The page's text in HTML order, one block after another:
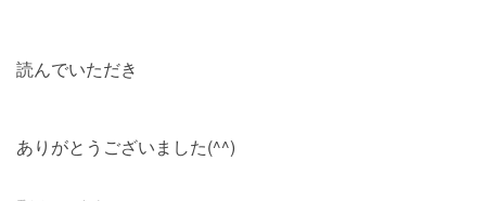
読んでいただき
ありがとうございました(^^)